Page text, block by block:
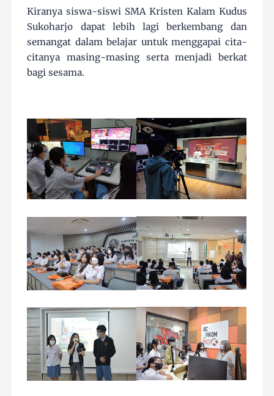
Kiranya siswa-siswi SMA Kristen Kalam Kudus
Sukoharjo dapat lebih lagi berkembang dan
semangat dalam belajar untuk menggapai cita-
citanya masing-masing serta menjadi berkat
bagi sesama.